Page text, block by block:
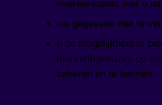
overeenkomst met u
uw gegevens niet te
u de mogelijkheid te
marketingkeuzes op
beheren en te herzien.